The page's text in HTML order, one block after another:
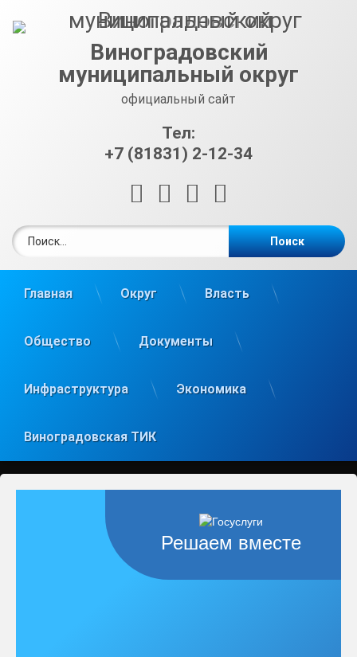
Виноградовский
муниципальный округ
официальный сайт
Тел:
+7 (81831) 2-12-34
RSS E-mailВКонтакте
Главная Округ Власть
Общество Документы
Инфраструктура Экономика
Виноградовская ТИК
Решаем вместе